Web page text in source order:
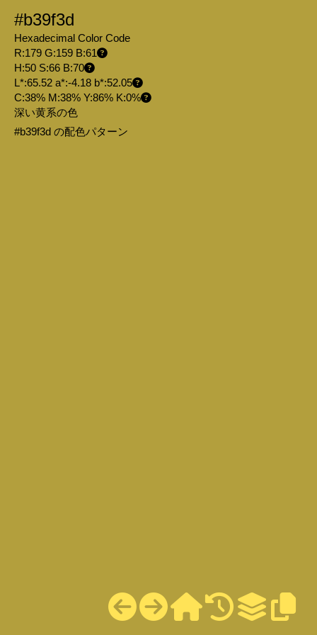
#b39f3d
Hexadecimal Color Code
R:179 G:159 B:61
H:50 S:66 B:70
L*:65.52 a*:-4.18 b*:52.05
C:38% M:38% Y:86% K:0%
深い黄系の色
#b39f3d の配色パターン